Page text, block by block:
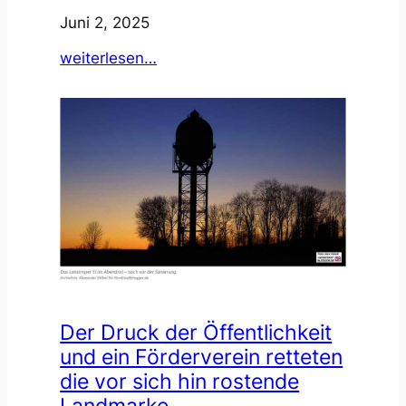
Juni 2, 2025
weiterlesen…
Dortmund
besuch
Der Druck der Öffentlichkeit
und ein Förderverein retteten
die vor sich hin rostende